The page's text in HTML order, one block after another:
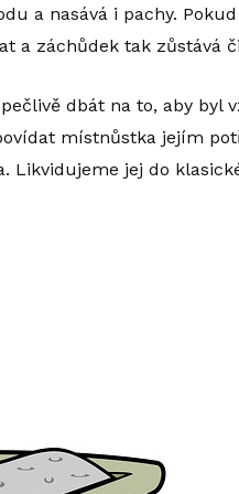
a nasává i pachy.
a záchůdek tak zůstává
dbát na to, aby byl
místnůstka jejím
Likvidujeme jej do